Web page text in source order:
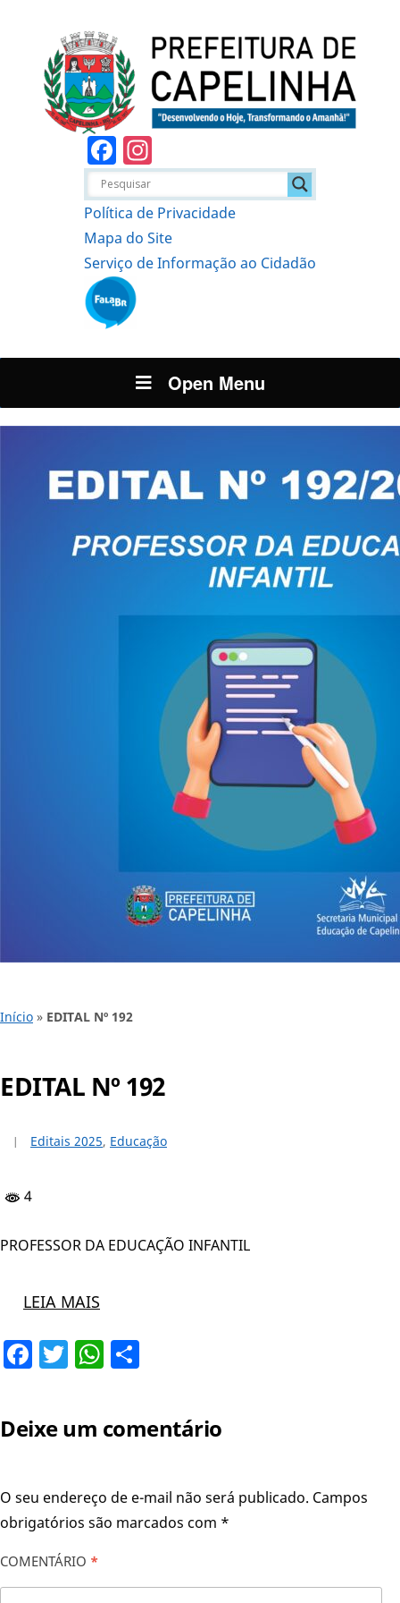
Facebook
Política de Privacidade
Mapa do Site
Serviço de Informação ao Cidadão
Open Menu
Início » EDITAL Nº 192
EDITAL Nº 192
Editais 2025, Educação
4
PROFESSOR DA EDUCAÇÃO INFANTIL
LEIA MAIS
Facebook
TwitterWhatsApp
Deixe um comentário
O seu endereço de e-mail não será publicado. Campos
obrigatórios são marcados com *
COMENTÁRIO *